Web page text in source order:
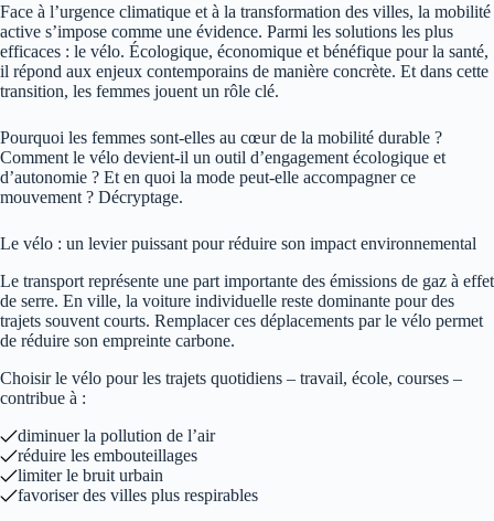
Face à l’urgence climatique et à la transformation des villes, la mobilité
active s’impose comme une évidence. Parmi les solutions les plus
efficaces : le vélo. Écologique, économique et bénéfique pour la santé,
il répond aux enjeux contemporains de manière concrète. Et dans cette
transition, les femmes jouent un rôle clé.
Pourquoi les femmes sont-elles au cœur de la mobilité durable ?
Comment le vélo devient-il un outil d’engagement écologique et
d’autonomie ? Et en quoi la mode peut-elle accompagner ce
mouvement ? Décryptage.
Le vélo : un levier puissant pour réduire son impact environnemental
Le transport représente une part importante des émissions de gaz à effet
de serre. En ville, la voiture individuelle reste dominante pour des
trajets souvent courts. Remplacer ces déplacements par le vélo permet
de réduire son empreinte carbone.
Choisir le vélo pour les trajets quotidiens – travail, école, courses –
contribue à :
diminuer la pollution de l’air
réduire les embouteillages
limiter le bruit urbain
favoriser des villes plus respirables